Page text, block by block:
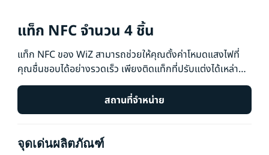
แท็ก NFC จำนวน 4 ชิ้น
แท็ก NFC ของ WiZ สามารถช่วยให้คุณตั้งค่าโหมดแสงไฟที่
คุณชื่นชอบได้อย่างรวดเร็ว เพียงติดแท็กที่ปรับแต่งได้เหล่านี้
และแตะด้วยโทรศัพท์ของคุณ คุณสามารถปรับแต่งแท็กในแบบ
เฉพาะตัวเพื่อเปิดหรือปิดไฟ เปิดใช้โหมดโฟกัสสำหรับการ
ทำงานที่บ้าน ตั้งค่าแสงไฟเป็นโหมดปาร์ตี้เพื่อเต้นกับเพื่อนๆ
รวดเร็ว ไม่ต้องใช้แบตเตอรี่
สถานที่จำหน่าย
จุดเด่นผลิตภัณฑ์